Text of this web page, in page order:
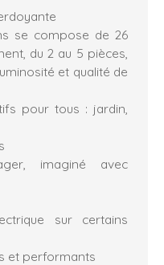
se compose de 26
du 2 au 5 pièces,
et qualité de
pour tous : jardin,
imaginé avec
sur certains
et performants